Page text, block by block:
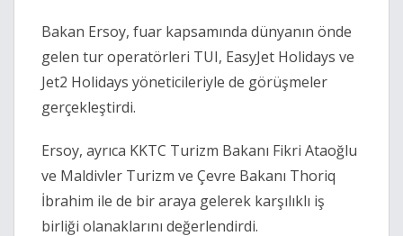
Bakan Ersoy, fuar kapsamında dünyanın önde
gelen tur operatörleri TUI, EasyJet Holidays ve
Jet2 Holidays yöneticileriyle de görüşmeler
gerçekleştirdi.
Ersoy, ayrıca KKTC Turizm Bakanı Fikri Ataoğlu
ve Maldivler Turizm ve Çevre Bakanı Thoriq
İbrahim ile de bir araya gelerek karşılıklı iş
birliği olanaklarını değerlendirdi.